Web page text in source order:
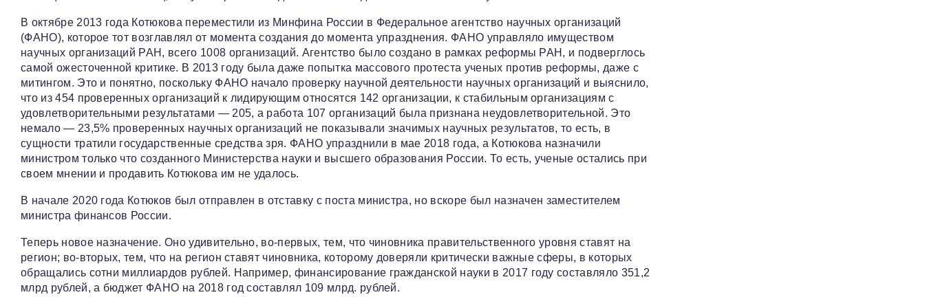
В октябре 2013 года Котюкова переместили из Минфина России в Федеральное агентство научных организаций
(ФАНО), которое тот возглавлял от момента создания до момента упразднения. ФАНО управляло имуществом
научных организаций РАН, всего 1008 организаций. Агентство было создано в рамках реформы РАН, и подверглось
самой ожесточенной критике. В 2013 году была даже попытка массового протеста ученых против реформы, даже с
митингом. Это и понятно, поскольку ФАНО начало проверку научной деятельности научных организаций и выяснило,
что из 454 проверенных организаций к лидирующим относятся 142 организации, к стабильным организациям с
удовлетворительными результатами — 205, а работа 107 организаций была признана неудовлетворительной. Это
немало — 23,5% проверенных научных организаций не показывали значимых научных результатов, то есть, в
сущности тратили государственные средства зря. ФАНО упразднили в мае 2018 года, а Котюкова назначили
министром только что созданного Министерства науки и высшего образования России. То есть, ученые остались при
своем мнении и продавить Котюкова им не удалось.
В начале 2020 года Котюков был отправлен в отставку с поста министра, но вскоре был назначен заместителем
министра финансов России.
Теперь новое назначение. Оно удивительно, во-первых, тем, что чиновника правительственного уровня ставят на
регион; во-вторых, тем, что на регион ставят чиновника, которому доверяли критически важные сферы, в которых
обращались сотни миллиардов рублей. Например, финансирование гражданской науки в 2017 году составляло 351,2
млрд рублей, а бюджет ФАНО на 2018 год составлял 109 млрд. рублей.